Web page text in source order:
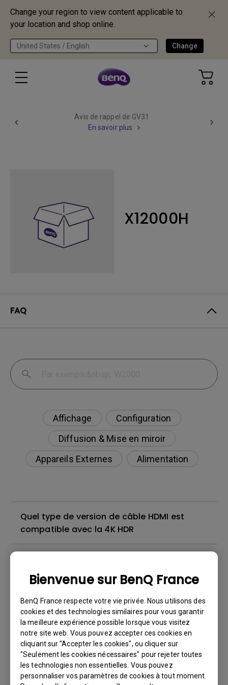
Change your region to view content applicable to
your location and shop online.
United States / English Change
Bienvenue sur BenQ France
BenQ France respecte votre vie privée. Nous utilisons des
cookies et des technologies similaires pour vous garantir
la meilleure expérience possible lorsque vous visitez
notre site web. Vous pouvez accepter ces cookies en
cliquant sur "Accepter les cookies", ou cliquer sur
"Seulement les cookies nécessaires" pour rejeter toutes
les technologies non essentielles. Vous pouvez
personnaliser vos paramètres de cookies à tout moment.
Avis de rappel de GV31
En savoir plus
X12000H
FAQ
Affichage
Configuration
Diffusion & Mise en miroir
Appareils Externes
Alimentation
Quel type de version de câble HDMI est
compatible avec la 4K HDR
toujours blanc lorsque je connecte mon
téléphone portable au projecteur avec un
câble ou un adaptateur et que j'essaie de
diffuser du contenu de Netflix, Disney+, Hulu
et d'autres. Comment puis-je résoudre ce
problème ?
Existe-t-il un projecteur qui prend en charge
le visionnage de films Blu-ray 3D avec des